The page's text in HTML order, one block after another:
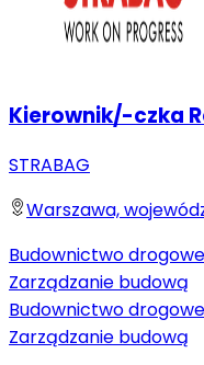
Kierownik/-czka
STRABAG
Warszawa,
Budownictwo drogowe
Zarządzanie budową
Budownictwo drogowe
Zarządzanie budową